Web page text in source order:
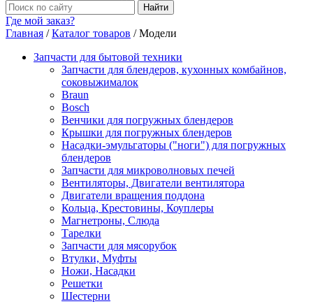
Где мой заказ?
Главная /Каталог товаров /Модели
Запчасти для бытовой техники
Запчасти для блендеров, кухонных комбайнов,
соковыжималок
Braun
Bosch
Венчики для погружных блендеров
Крышки для погружных блендеров
Насадки-эмульгаторы ("ноги") для погружных
блендеров
Запчасти для микроволновых печей
Вентиляторы, Двигатели вентилятора
Двигатели вращения поддона
Кольца, Крестовины, Коуплеры
Магнетроны, Слюда
Тарелки
Запчасти для мясорубок
Втулки, Муфты
Ножи, Насадки
Решетки
Шестерни